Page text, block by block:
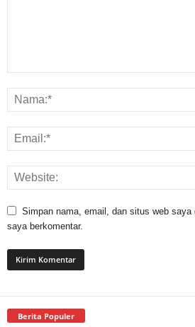
Simpan nama, email, dan situs web
saya berkomentar.
Berita Populer